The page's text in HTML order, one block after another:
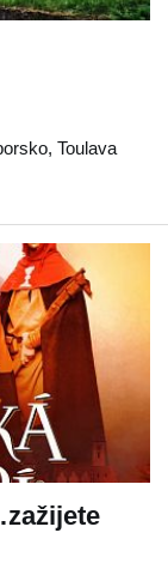
, Toulava